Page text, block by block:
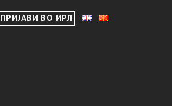
ПРИЈАВИ ВО ИРЛ